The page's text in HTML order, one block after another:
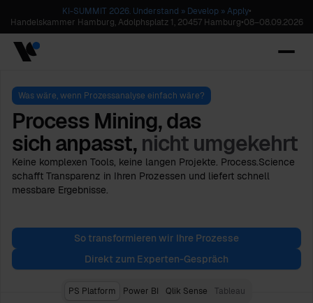
KI-SUMMIT 2026. Understand » Develop » Apply•
Handelskammer Hamburg, Adolphsplatz 1, 20457 Hamburg•08–08.09.2026
Was wäre, wenn Prozessanalyse einfach wäre?
Process Mining, das
sich anpasst, nicht umgekehrt
Keine komplexen Tools, keine langen Projekte. Process.Science
schafft Transparenz in Ihren Prozessen und liefert schnell
messbare Ergebnisse.
So transformieren wir Ihre Prozesse
Direkt zum Experten-Gespräch
PS Platform Power BI Qlik Sense Tableau